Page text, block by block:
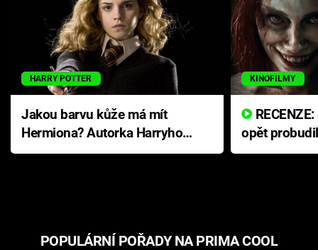
HARRY POTTER
Jakou barvu kůže má mít
Hermiona? Autorka Harryho
Pottera přišla s ráznou
KINOFILMY
opět
přichází s
POPULÁRNÍ POŘADY NA PRIMA COOL